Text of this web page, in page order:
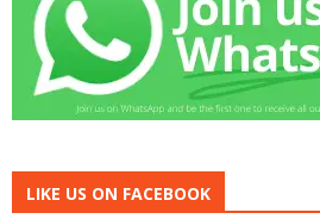
LIKE US ON FACEBOOK